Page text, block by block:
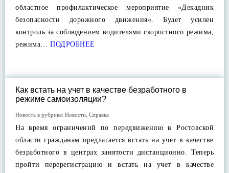
областное профилактическое мероприятие «Декадник
безопасности дорожного движения«. Будет усилен
контроль за соблюдением водителями скоростного режима,
режима… ПОДРОБНЕЕ
Как встать на учет в качестве безработного в
режиме самоизоляции?
Новость в рубрике: Новости Справка
На время ограничений по передвижению в Ростовской
области гражданам предлагается встать на учет в качестве
безработного в центрах занятости дистанционно. Теперь
пройти перерегистрацию и встать на учет в качестве